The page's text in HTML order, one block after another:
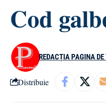
Cod
REDACȚIA PAGINA
Distribuie